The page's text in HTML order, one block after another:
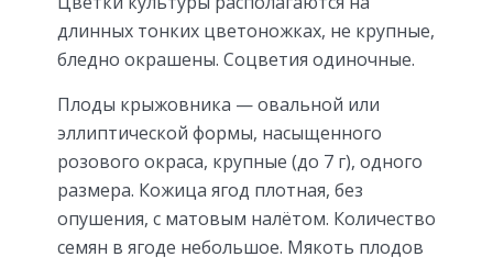
длинных тонких цветоножках, не крупные,
бледно окрашены. Соцветия одиночные.
Плоды крыжовника — овальной или
эллиптической формы, насыщенного
розового окраса, крупные (до 7 г), одного
размера. Кожица ягод плотная, без
опушения, с матовым налётом. Количество
семян в ягоде небольшое. Мякоть плодов